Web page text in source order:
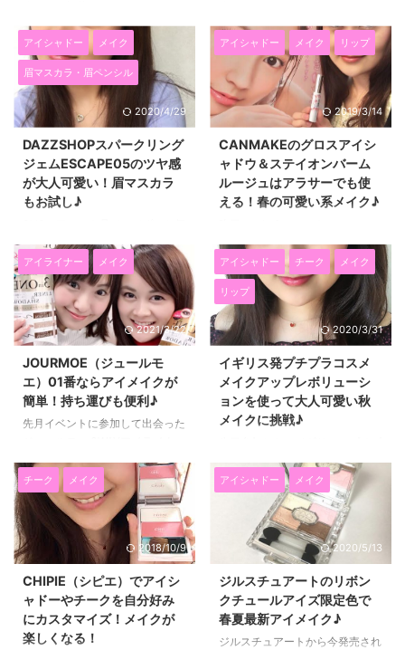
は、ティントなのに口紅のような
潤いと着け心地♪ スグリコットル
ージュ（リップティント）は細身
の ...
イベントで紹介されていた夏の新
作コスメがこちら♪ 左から、
【アイ ...
可愛くて大好きなコスメブランド
「Jillstuartbeaty（ジルスチュア
ートビューティー）」の JILL
STUART × MORGAN LANE ～
pajama party～ プレオープンパ
ーティーに参加しました♪ 2017
Tokyo Apartment Cafeで、 ジル
スチュアートさんの長女モーガン
さんが手がけるランジェリーブラ
ンド「MORGAN LANE（モーガ
ントが開催され ...
新発売のコスメブランド
「LOFCOS（ロフコス）」発表イ
ベントに参加してきました
(*^▽^*) バラエティショップのロ
フトがついに自社のコスメブラン
ドを立ち上げたんですよー！ す
したいと思います(^^)/ ロフトの
コスメLOFCOS（ロフコス）イベ
ントレポ♪トレンドを抑えたネイ
ルカラー♪ まず私が気になったの
風な名前が印象的なカラー。 仕
事でも使えそうなベージュピンク
や、夏の休日コーデに ...
アイシャドー メイク
眉マスカラ・眉ペンシル
2020/4/29
DAZZSHOPスパークリング
ジェムESCAPE05のツヤ感
が大人可愛い！眉マスカラ
もお試し♪
になっていた、 DAZZSHOP（ダ
ズショップ）のスパークリングジ
ェムと デライトフルアイブロウ
マスカラ（眉マスカラ）をゲット
しましたぁ～～(*^▽^*)
DAZZSHOPスパークリングジェ
ックなツヤ感が魅力♪ 特にジェル
っぽいプルプルとしたテクスチャ
ーのアイシャドー使ってみたかっ
たんですよね♪ 私は、2017年5月
に、赤やシルバーのパールが入っ
た色を選びました。 ラベンダー
って ...
アイシャドー メイク リップ
2019/3/14
CANMAKEのグロスアイシ
ャドウ＆ステイオンバーム
ルージュはアラサーでも使
える！春の可愛い系メイク♪
ェスティバルで出会ったコスメの
中の一つ、 CANMAKE（キャン
メイク）の春のメイクにぴったり
なアイテムを紹介したいと思いま
す。 キャンメイクというとプチ
プラコスメで有名ですよね！ 私
すけど、最近はアラサーなことも
ありましてかなり遠ざかっていま
した。。 なので、久しぶりにコ
スメを見て、試してみたんですけ
77%で潤い感のあるアイシャド
ー！ まず、紹介するのは、Wink
Glow Ey ...
アイライナー メイク
2021/3/22
JOURMOE（ジュールモ
エ）01番ならアイメイクが
簡単！持ち運びも便利♪
先月イベントに参加して出会った
＆シャドウ （価格：1760円（税
込））という アイライナーとア
イシャドーが一緒になった３way
コスメが、 すごく便利でいい感
じだったので紹介したいと思いま
す(*^▽^*) ジュールモエは３
WAY！これ１本でアイライナー＆
アイシャドウが叶う♪ こちらがジ
ュールモエです♪ 左の先端がリキ
ッドアイライナーで右側がペンシ
ルアイライナー、そして、真ん中
アイシャドー チーク メイク
リップ
2020/3/31
イギリス発プチプラコスメ
メイクアップレボリューシ
ョンを使って大人可愛い秋
メイクに挑戦♪
ラコスメブランド
MAKEUPREVOLUTION（メイク
アップレボリューション）の パ
ーティーでいただいたお土産を使
って早速メイクをしてみたので紹
介したいと思います。 メイクア
ーの様子は↓↓の記事です。
https://beauty.himemode.com/2
016/08/25/makeuprevolution/
メイクアップレボリューションの
チーク メイク
2018/10/9
CHIPIE（シピエ）でアイシ
ャドーやチークを自分好み
にカスタマイズ！メイクが
楽しくなる！
アイシャドー メイク
2020/5/13
ジルスチュアートのリボン
クチュールアイズ限定色で
春夏最新アイメイク♪
ジルスチュアートから今発売され